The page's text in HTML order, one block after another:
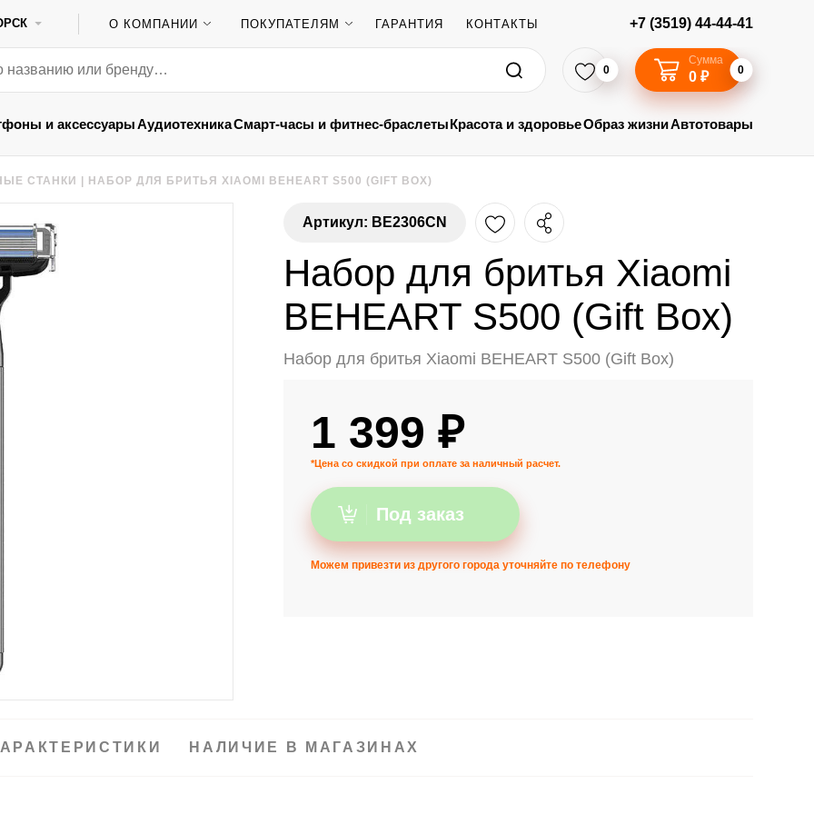
О КОМПАНИИ ПОКУПАТЕЛЯМ ГАРАНТИЯ КОНТАКТЫ +7 (3519) 44-44-41
0
Сумма
0 ₽ 0
и аксессуарыАудиотехникаСмарт-часы и фитнес-браслетыКрасота и здоровьеОбраз жизниАвтотовары
СТАНКИ НАБОР ДЛЯ БРИТЬЯ XIAOMI BEHEART S500 (GIFT BOX)
Артикул: BE2306CN
Набор для бритья Xiaomi
BEHEART S500 (Gift Box)
Набор для бритья Xiaomi BEHEART S500 (Gift Box)
1 399 ₽
*Цена со скидкой при оплате за наличный расчет.
Под заказ
Можем привезти из другого города уточняйте по телефону
НАЛИЧИЕ В МАГАЗИНАХ